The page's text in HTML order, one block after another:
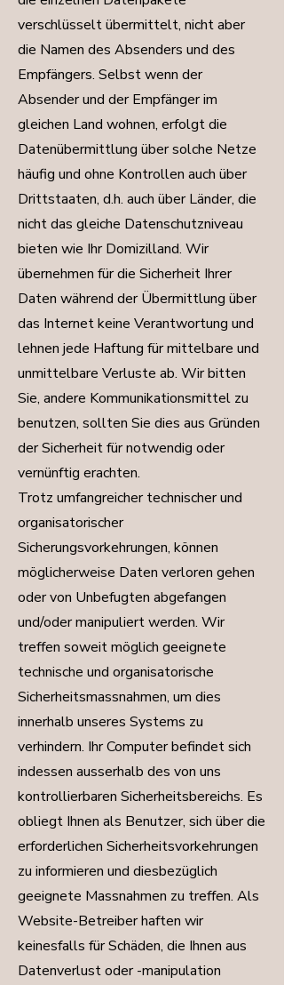
verschlüsselt übermittelt, nicht aber
die Namen des Absenders und des
Empfängers. Selbst wenn der
Absender und der Empfänger im
gleichen Land wohnen, erfolgt die
Datenübermittlung über solche Netze
häufig und ohne Kontrollen auch über
Drittstaaten, d.h. auch über Länder, die
nicht das gleiche Datenschutzniveau
bieten wie Ihr Domizilland. Wir
übernehmen für die Sicherheit Ihrer
Daten während der Übermittlung über
das Internet keine Verantwortung und
lehnen jede Haftung für mittelbare und
unmittelbare Verluste ab. Wir bitten
Sie, andere Kommunikationsmittel zu
benutzen, sollten Sie dies aus Gründen
der Sicherheit für notwendig oder
vernünftig erachten.
Trotz umfangreicher technischer und
organisatorischer
Sicherungsvorkehrungen, können
möglicherweise Daten verloren gehen
oder von Unbefugten abgefangen
und/oder manipuliert werden. Wir
treffen soweit möglich geeignete
technische und organisatorische
Sicherheitsmassnahmen, um dies
innerhalb unseres Systems zu
verhindern. Ihr Computer befindet sich
indessen ausserhalb des von uns
kontrollierbaren Sicherheitsbereichs. Es
obliegt Ihnen als Benutzer, sich über die
erforderlichen Sicherheitsvorkehrungen
zu informieren und diesbezüglich
geeignete Massnahmen zu treffen. Als
Website-Betreiber haften wir
keinesfalls für Schäden, die Ihnen aus
Datenverlust oder -manipulation